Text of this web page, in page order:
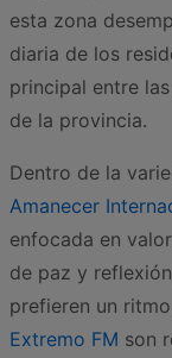
esta zona
diaria de los
principal entre
de la provincia.
Dentro de la
Amanecer
enfocada en
de paz y
prefieren un
Extremo FM son